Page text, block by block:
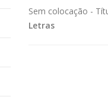
Sem colocação -
Letras